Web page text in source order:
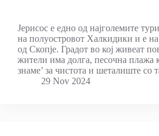
Јерисос е едно од најголемите
на полуостровот Халкидики и е
од Скопје. Градот во кој живеат
жители има долга, песочна плажа
знаме’ за чистота и шеталиште со
29 Nov 2024